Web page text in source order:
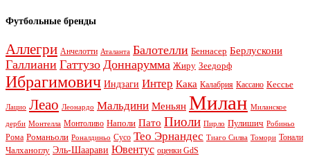
Футбольные бренды
Аллегри Анчелотти Аталанта Балотелли Беннасер Берлускони
Галлиани Гаттузо Доннарумма Жиру Зеедорф
Ибрагимович Индзаги Интер Кака Калабрия Кассано Кессье
Лацио Леао Леонардо Мальдини Меньян Милан Миланское
дерби Монтелла Монтоливо Наполи Пато Пиоли Пирло Пулишич Робиньо
Рома Романьоли Роналдиньо Сусо Тео Эрнандес Тиаго Силва Томори Тонали
Чалханоглу Эль-Шаарави Ювентус оценки GdS